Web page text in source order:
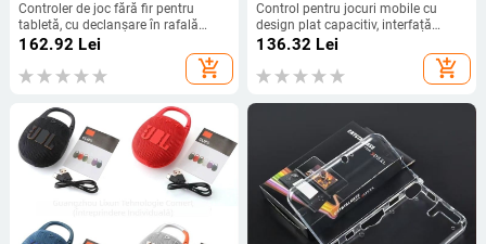
Controler de joc fără fir pentru
tabletă, cu declanșare în rafală
pentru șase degete, feedback de
compatibil cu iPhone și Android
162.92 Lei
add_shopping_cart
Control pentru jocuri mobile cu
design plat capacitiv, interfață
ecran tactil, corp ABS, greutate 100
136.32 Lei
add_shopping_cart